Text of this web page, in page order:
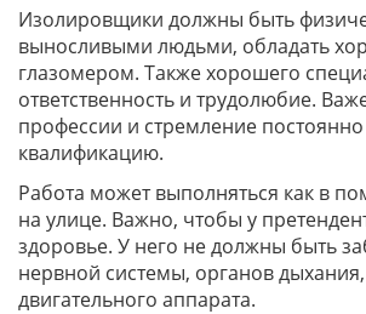
Изолировщики должны быть
выносливыми людьми, обладать
глазомером. Также хорошего
ответственность и трудолюбие.
профессии и стремление
квалификацию.
Работа может выполняться как в
на улице. Важно, чтобы у
здоровье. У него не должны быть
нервной системы, органов
двигательного аппарата.